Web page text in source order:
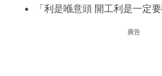
「利是喺意頭 開工利是一定要
廣告